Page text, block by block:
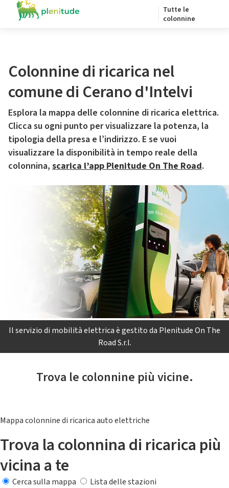
Tutte le
colonnine
Colonnine di ricarica nel
comune di Cerano d'Intelvi
Esplora la mappa delle colonnine di ricarica elettrica.
Clicca su ogni punto per visualizzare la potenza, la
tipologia della presa e l’indirizzo. E se vuoi
visualizzare la disponibilità in tempo reale della
colonnina, scarica l’app Plenitude On The Road.
Il servizio di mobilità elettrica è gestito da Plenitude On The
Road S.r.l.
Trova le colonnine più vicine.
Mappa colonnine di ricarica auto elettriche
Trova la colonnina di ricarica più
vicina a te
Cerca sulla mappa
Lista delle stazioni